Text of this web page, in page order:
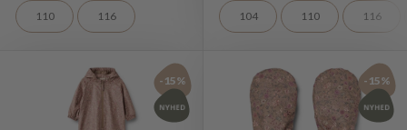
110 116 104 110 116
-15% -15%